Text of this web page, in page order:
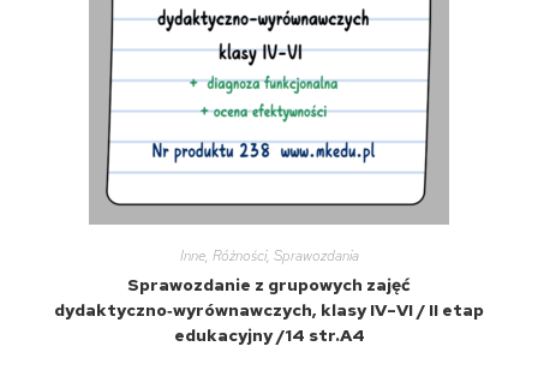
Inne, Różności, Sprawozdania
Sprawozdanie z grupowych zajęć
dydaktyczno‑wyrównawczych, klasy IV–VI / II etap
edukacyjny /14 str.A4